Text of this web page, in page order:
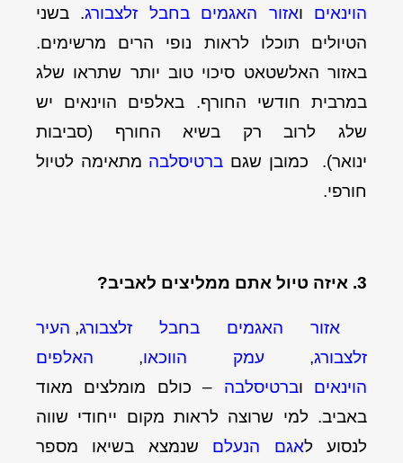
הוינאים ואזור האגמים בחבל זלצבורג. בשני
הטיולים תוכלו לראות נופי הרים מרשימים.
באזור האלשטאט סיכוי טוב יותר שתראו שלג
במרבית חודשי החורף. באלפים הוינאים יש
שלג לרוב רק בשיא החורף (סביבות
ינואר). כמובן שגם ברטיסלבה מתאימה לטיול
חורפי.
3. איזה טיול אתם ממליצים לאביב?
אזור האגמים בחבל זלצבורג, העיר
זלצבורג, עמק הווכאו, האלפים
הוינאים וברטיסלבה
– כולם מומלצים מאוד
באביב. למי שרוצה לראות מקום ייחודי שווה
לנסוע לאגם הנעלם שנמצא בשיאו מספר